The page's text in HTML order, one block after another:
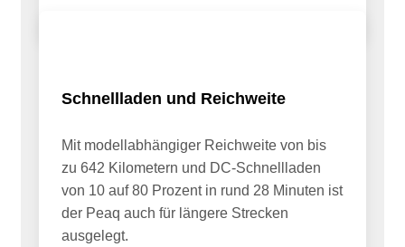
Schnellladen und Reichweite
Mit modellabhängiger Reichweite von bis
zu 642 Kilometern und DC-Schnellladen
von 10 auf 80 Prozent in rund 28 Minuten ist
der Peaq auch für längere Strecken
ausgelegt.